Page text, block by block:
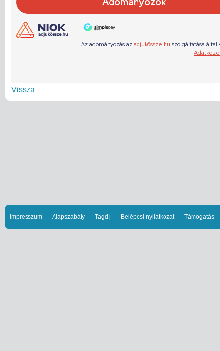
Vissza
Impresszum Alapszabály Tagdíj Belépési nyilatkozat Támogatás